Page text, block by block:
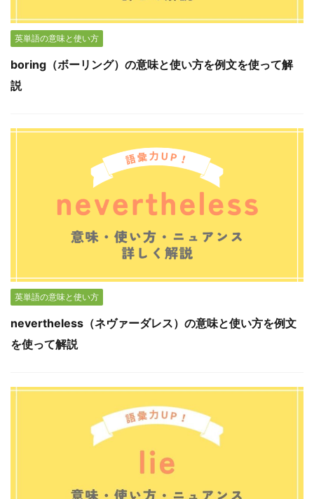
英単語の意味と使い方
boring（ボーリング）の意味と使い方を例文を使って解
説
英単語の意味と使い方
nevertheless（ネヴァーダレス）の意味と使い方を例文
を使って解説